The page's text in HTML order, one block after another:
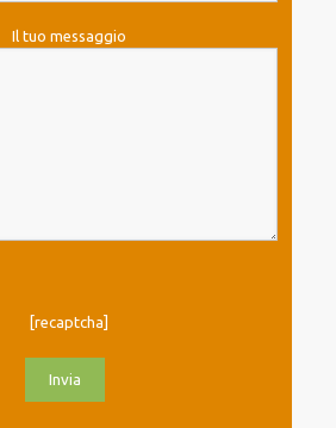
Il tuo messaggio
[recaptcha]